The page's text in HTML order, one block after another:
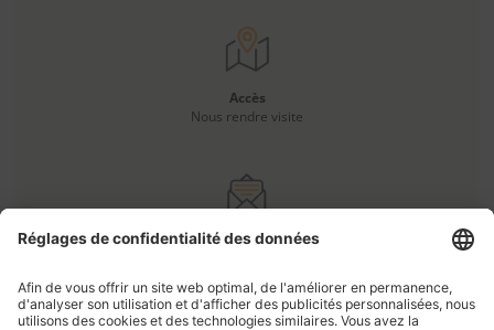
Accès
Nous rendre visite
Vous avez une question ?